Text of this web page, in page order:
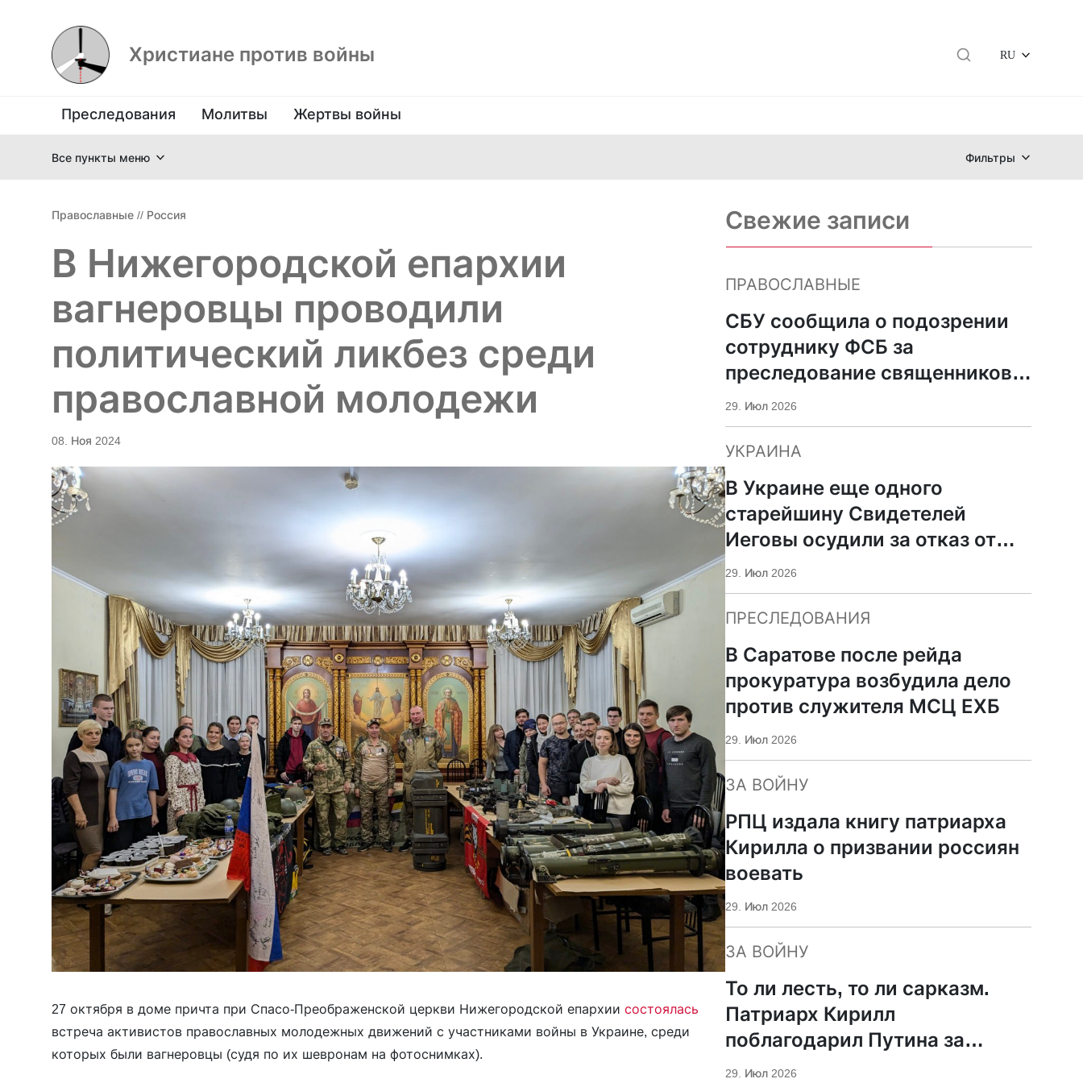
Христиане против войны RU
Преследования Молитвы Жертвы войны
Все пункты меню Фильтры
Православные // Россия
В Нижегородской епархии
вагнеровцы проводили
политический ликбез среди
православной молодежи
08. Ноя 2024
27 октября в доме причта при Спасо-Преображенской церкви Нижегородской епархии состоялась
встреча активистов православных молодежных движений с участниками войны в Украине, среди
которых были вагнеровцы (судя по их шевронам на фотоснимках).
Свежие записи
ПРАВОСЛАВНЫЕ
СБУ сообщила о подозрении
сотруднику ФСБ за
преследование священников
ПЦУ
29. Июл 2026
УКРАИНА
В Украине еще одного
старейшину Свидетелей
Иеговы осудили за отказ от
мобилизации
29. Июл 2026
ПРЕСЛЕДОВАНИЯ
В Саратове после рейда
прокуратура возбудила дело
против служителя МСЦ ЕХБ
29. Июл 2026
ЗА ВОЙНУ
РПЦ издала книгу патриарха
Кирилла о призвании россиян
воевать
29. Июл 2026
ЗА ВОЙНУ
То ли лесть, то ли сарказм.
Патриарх Кирилл
поблагодарил Путина за
защиту суверенитета и
29. Июл 2026